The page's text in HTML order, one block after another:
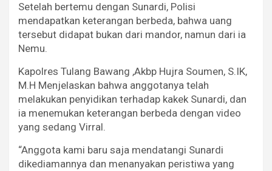
Setelah bertemu dengan Sunardi, Polisi
mendapatkan keterangan berbeda, bahwa uang
tersebut didapat bukan dari mandor, namun dari ia
Nemu.
Kapolres Tulang Bawang ,Akbp Hujra Soumen, S.IK,
M.H Menjelaskan bahwa anggotanya telah
melakukan penyidikan terhadap kakek Sunardi, dan
ia menemukan keterangan berbeda dengan video
yang sedang Virral.
“Anggota kami baru saja mendatangi Sunardi
dikediamannya dan menanyakan peristiwa yang